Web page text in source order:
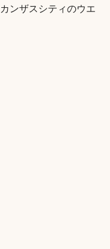
ンザスシティのウエ